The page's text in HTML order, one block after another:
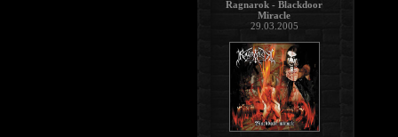
Ragnarok - Blackdoor
Miracle
29.03.2005